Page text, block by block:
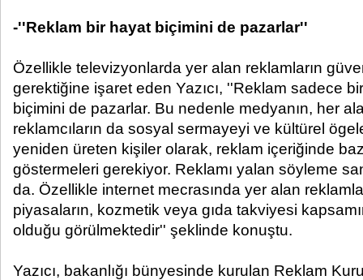
-''Reklam bir hayat biçimini de pazarlar''
Özellikle televizyonlarda yer alan reklamların
gerektiğine işaret eden Yazıcı, ''Reklam sadece
biçimini de pazarlar. Bu nedenle medyanın, her
reklamcıların da sosyal sermayeyi ve kültürel
yeniden üreten kişiler olarak, reklam içeriğinde
göstermeleri gerekiyor. Reklamı yalan söyleme
da. Özellikle internet mecrasında yer alan
piyasaların, kozmetik veya gıda takviyesi
olduğu görülmektedir'' şeklinde konuştu.
Yazıcı, bakanlığı bünyesinde kurulan Reklam